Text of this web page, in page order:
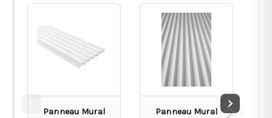
Panneau Mural
Panneau Mural